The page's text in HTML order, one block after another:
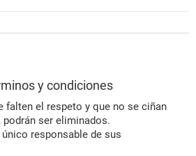
y condiciones
falten el respeto y que no se ciñan
ser eliminados.
responsable de sus